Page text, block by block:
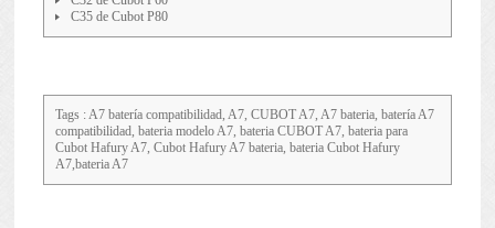
C35 de Cubot P80
Tags : A7 batería compatibilidad, A7, CUBOT A7, A7 bateria, batería A7
compatibilidad, bateria modelo A7, bateria CUBOT A7, bateria para
Cubot Hafury A7, Cubot Hafury A7 bateria, bateria Cubot Hafury
A7,bateria A7